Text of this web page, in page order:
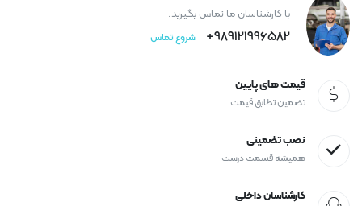
با کارشناسان ما تماس بگیرید.
989121996582+ شروع تماس
قیمت های پایین
تضمین تطابق قیمت
نصب تضمینی
همیشه قسمت درست
کارشناسان داخلی